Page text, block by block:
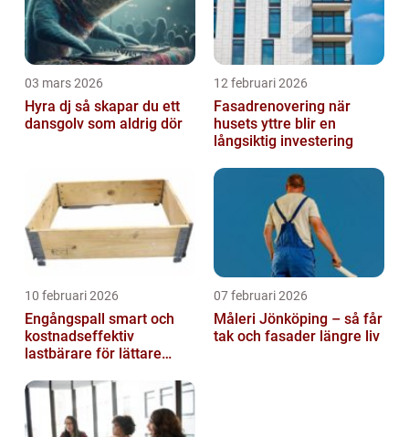
03 mars 2026
Hyra dj så skapar du ett
dansgolv som aldrig dör
12 februari 2026
Fasadrenovering när
husets yttre blir en
långsiktig investering
10 februari 2026
Engångspall smart och
kostnadseffektiv
lastbärare för lättare
07 februari 2026
Måleri Jönköping – så får
tak och fasader längre liv